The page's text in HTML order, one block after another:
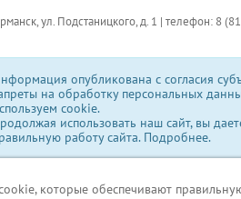
ул. Подстаницкого, д. 1 | телефон: 8
опубликована с согласия
на обработку персональных
сookie.
использовать наш сайт, вы
работу сайта. Подробнее.
которые обеспечивают